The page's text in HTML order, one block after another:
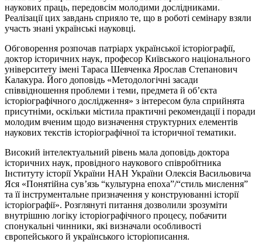
наукових праць, передовсім молодими дослідниками.
Реалізації цих завдань сприяло те, що в роботі семінару взяли
участь знані українські науковці.
Обговорення розпочав патріарх української історіографії,
доктор історичних наук, професор Київського національного
університету імені Тараса Шевченка Ярослав Степанович
Калакура. Його доповідь «Методологічні засади
співвідношення проблеми і теми, предмета й об’єкта
історіографічного дослідження» з інтересом була сприйнята
присутніми, оскільки містила практичні рекомендації і поради
молодим вченим щодо визначення структурних елементів
наукових текстів історіографічної та історичної тематики.
Високий інтелектуальний рівень мала доповідь доктора
історичних наук, провідного наукового співробітника
Інституту історії України НАН України Олексія Васильовича
Яся «Понятійна сув’язь “культурна епоха”/“стиль мислення”
та її інструментальне призначення у конструюванні історії
історіографії». Розглянуті питання дозволили зрозуміти
внутрішню логіку історіографічного процесу, побачити
спонукальні чинники, які визначали особливості
європейського й українського історіописання.